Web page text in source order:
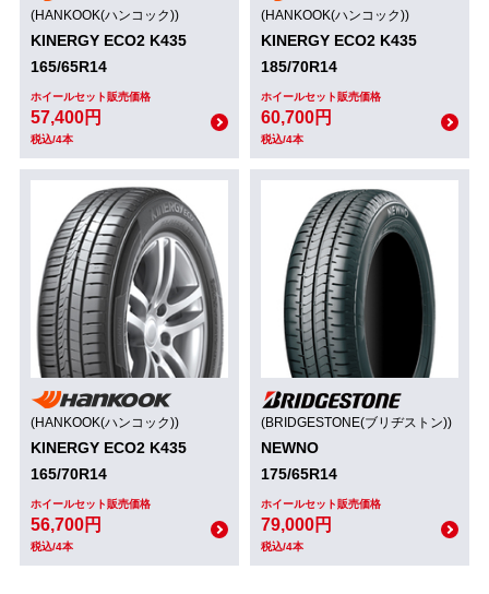
(HANKOOK(ハンコック))
KINERGY ECO2 K435
165/65R14
ホイールセット販売価格
57,400円
税込/4本
(HANKOOK(ハンコック))
KINERGY ECO2 K435
185/70R14
ホイールセット販売価格
60,700円
税込/4本
(HANKOOK(ハンコック))
KINERGY ECO2 K435
165/70R14
ホイールセット販売価格
56,700円
税込/4本
(BRIDGESTONE(ブリヂストン))
NEWNO
175/65R14
ホイールセット販売価格
79,000円
税込/4本